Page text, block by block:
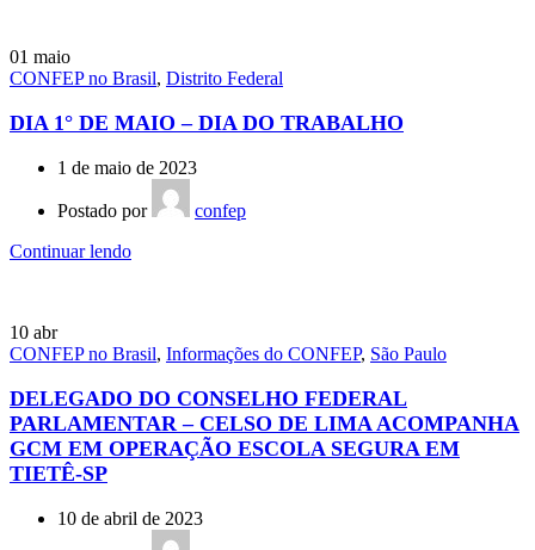
01 maio
CONFEP no Brasil, Distrito Federal
DIA 1° DE MAIO – DIA DO TRABALHO
1 de maio de 2023
Postado por
confep
Continuar lendo
10 abr
CONFEP no Brasil, Informações do CONFEP, São Paulo
DELEGADO DO CONSELHO FEDERAL
PARLAMENTAR – CELSO DE LIMA ACOMPANHA
GCM EM OPERAÇÃO ESCOLA SEGURA EM
TIETÊ-SP
10 de abril de 2023